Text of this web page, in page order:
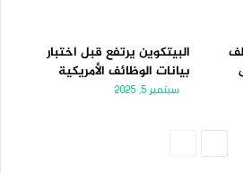
قرب 111 ألف
البيتكوين يرتفع قبل اختبار
بيانات الوظائف الأمريكية
سبتمبر 5, 2025